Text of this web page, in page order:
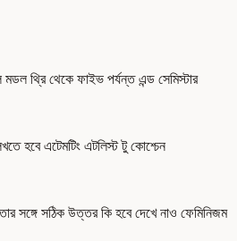
থ্রি থেকে ফাইভ পর্যন্ত এন্ড সেমিস্টার
হবে এটেমটিং এটলিস্ট টু কোশ্চেন
সঙ্গে সঠিক উত্তর কি হবে দেখে নাও ফেমিনিজম